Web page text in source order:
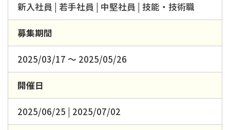
新入社員 | 若手社員 | 中堅社員 | 技能・技術職
募集期間
2025/03/17 ～ 2025/05/26
開催日
2025/06/25 | 2025/07/02